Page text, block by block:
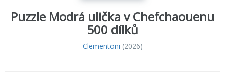
Puzzle Modrá ulička v Chefchaouenu
500 dílků
Clementoni (2026)